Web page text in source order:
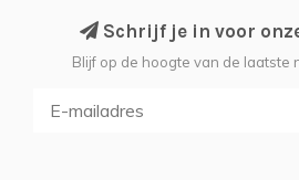
Schrijf je in voor
Blijf op de hoogte van de laatste